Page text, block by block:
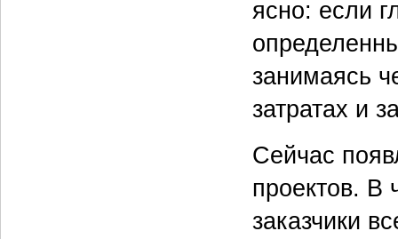
ясно: если
занимаясь
затратах и
Сейчас
проектов. В
заказчики